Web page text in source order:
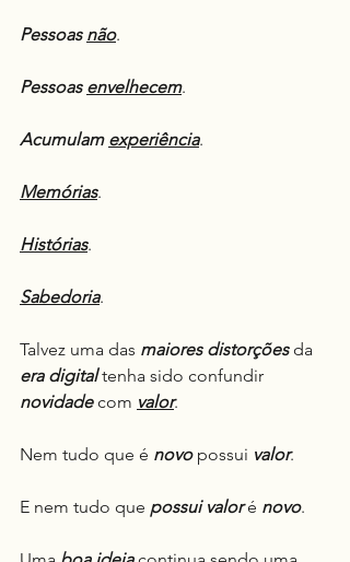
Pessoas não.
Pessoas envelhecem.
Acumulam experiência.
Memórias.
Histórias.
Sabedoria.
Talvez uma das maiores distorções da
era digital tenha sido confundir
novidade com valor.
Nem tudo que é novo possui valor.
E nem tudo que possui valor é novo.